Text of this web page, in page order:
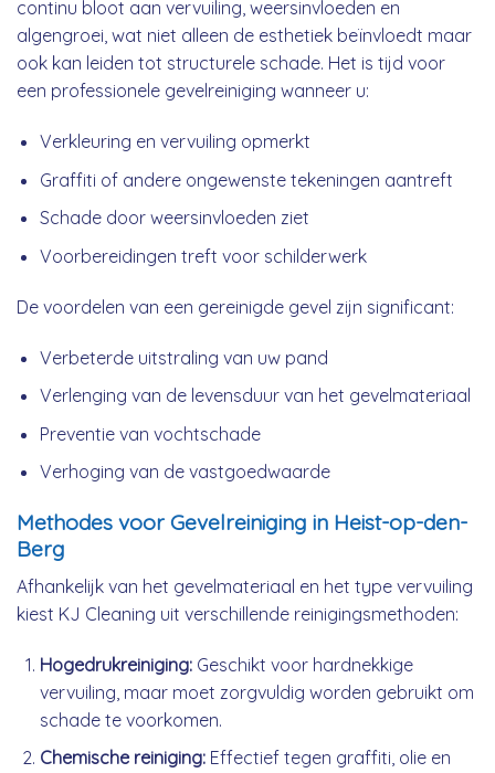
continu bloot aan vervuiling, weersinvloeden en
algengroei, wat niet alleen de esthetiek beïnvloedt maar
ook kan leiden tot structurele schade. Het is tijd voor
een professionele gevelreiniging wanneer u:
Verkleuring en vervuiling opmerkt
Graffiti of andere ongewenste tekeningen aantreft
Schade door weersinvloeden ziet
Voorbereidingen treft voor schilderwerk
De voordelen van een gereinigde gevel zijn significant:
Verbeterde uitstraling van uw pand
Verlenging van de levensduur van het gevelmateriaal
Preventie van vochtschade
Verhoging van de vastgoedwaarde
Methodes voor Gevelreiniging in Heist-op-den-
Berg
Afhankelijk van het gevelmateriaal en het type vervuiling
kiest KJ Cleaning uit verschillende reinigingsmethoden:
Hogedrukreiniging:Geschikt voor hardnekkige
vervuiling, maar moet zorgvuldig worden gebruikt om
schade te voorkomen.
Chemische reiniging:Effectief tegen graffiti, olie en